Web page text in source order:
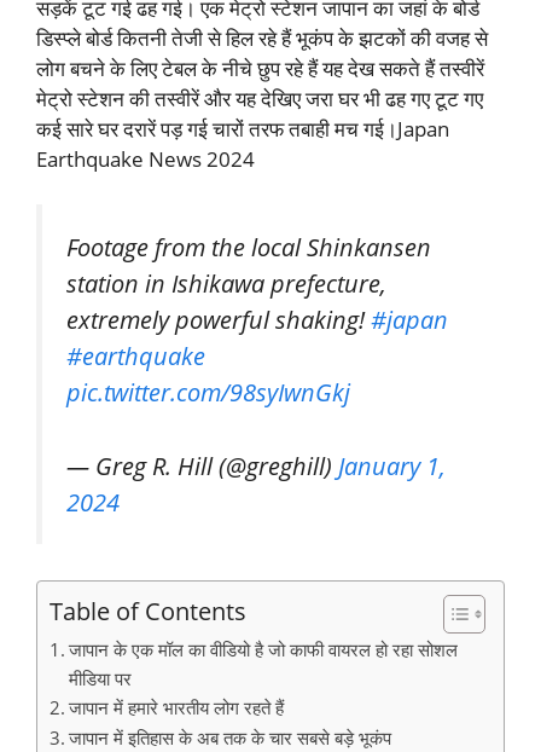
सड़कें टूट गई ढह गई। एक मेट्रो स्टेशन जापान का जहां के बोर्ड
डिस्प्ले बोर्ड कितनी तेजी से हिल रहे हैं भूकंप के झटकों की वजह से
लोग बचने के लिए टेबल के नीचे छुप रहे हैं यह देख सकते हैं तस्वीरें
मेट्रो स्टेशन की तस्वीरें और यह देखिए जरा घर भी ढह गए टूट गए
कई सारे घर दरारें पड़ गई चारों तरफ तबाही मच गई।Japan
Earthquake News 2024
Footage from the local Shinkansen
station in Ishikawa prefecture,
extremely powerful shaking!#japan
#earthquake
pic.twitter.com/98syIwnGkj
— Greg R. Hill (@greghill) January 1,
2024
Table of Contents
जापान के एक मॉल का वीडियो है जो काफी वायरल हो रहा सोशल
मीडिया पर
जापान में हमारे भारतीय लोग रहते हैं
जापान में इतिहास के अब तक के चार सबसे बड़े भूकंप